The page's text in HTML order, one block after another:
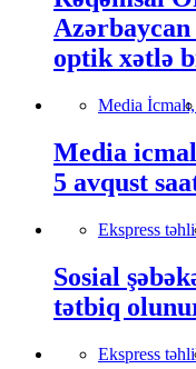
optik xətlə
Media İcmalı,
Media
5 avqust
Ekspress
Sosial
tətbiq
Ekspress